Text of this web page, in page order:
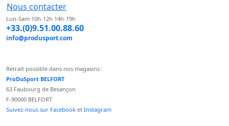
Nous contacter
Lun-Sam 10h-12h 14h-19h
+33.(0)9.51.00.88.60
info@produsport.com
Retrait possible dans nos magasins :
ProDuSport BELFORT
63 Faubourg de Besançon
F-90000 BELFORT
Suivez-nous sur Facebook et Instagram